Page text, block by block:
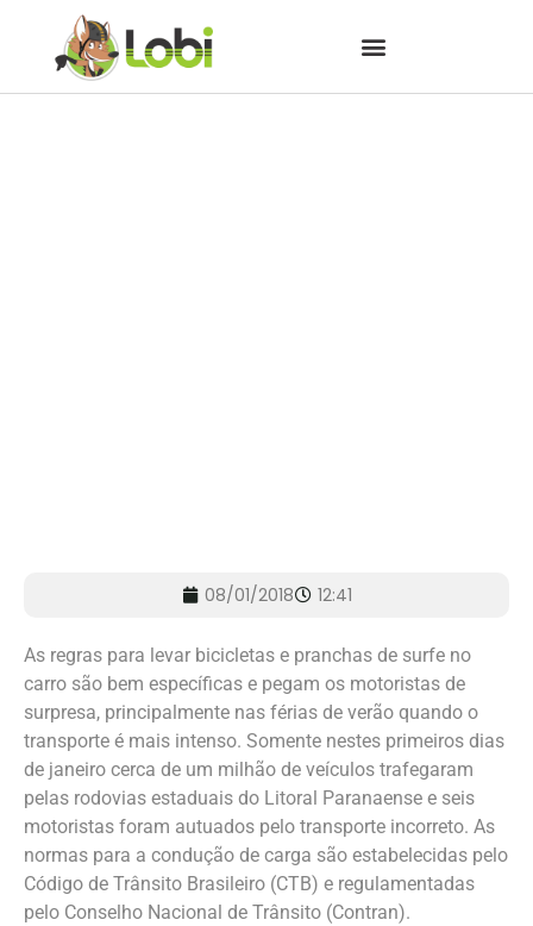
08/01/2018 12:41
As regras para levar bicicletas e pranchas de surfe no
carro são bem específicas e pegam os motoristas de
surpresa, principalmente nas férias de verão quando o
transporte é mais intenso. Somente nestes primeiros dias
de janeiro cerca de um milhão de veículos trafegaram
pelas rodovias estaduais do Litoral Paranaense e seis
motoristas foram autuados pelo transporte incorreto. As
normas para a condução de carga são estabelecidas pelo
Código de Trânsito Brasileiro (CTB) e regulamentadas
pelo Conselho Nacional de Trânsito (Contran).